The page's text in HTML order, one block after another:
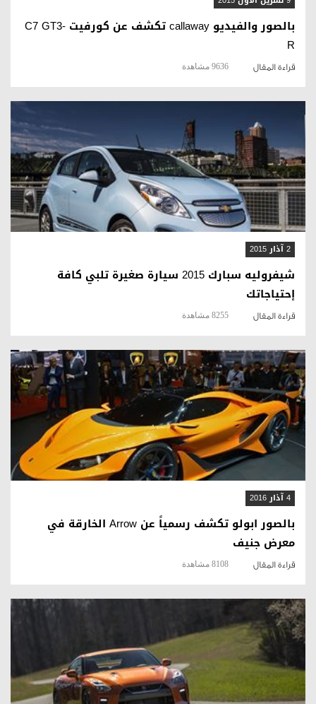
بالصور والفيديو callaway تكشف عن كورفيت C7 GT3-
R
قراءة المقال 9636 مشاهدة
قراءة المقال
2 آذار 2015
شيفروليه سبارك 2015 سيارة صغيرة تلبي كافة
إحتياجاتك
قراءة المقال 8255 مشاهدة
قراءة المقال
4 آذار 2016
بالصور ابولو تكشف رسمياً عن Arrow الخارقة في
معرض جنيف
قراءة المقال 8108 مشاهدة
قراءة المقال